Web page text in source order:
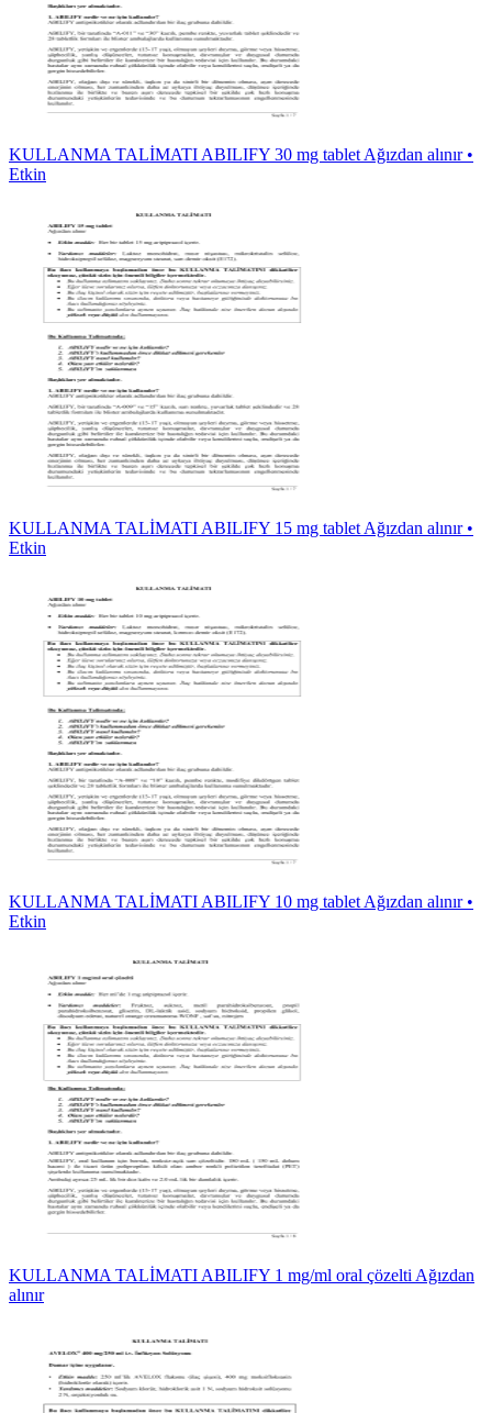
KULLANMA TALİMATI ABILIFY 30 mg tablet Ağızdan alınır •
Etkin
KULLANMA TALİMATI ABILIFY 15 mg tablet Ağızdan alınır •
Etkin
KULLANMA TALİMATI ABILIFY 10 mg tablet Ağızdan alınır •
Etkin
KULLANMA TALİMATI ABILIFY 1 mg/ml oral çözelti Ağızdan
alınır